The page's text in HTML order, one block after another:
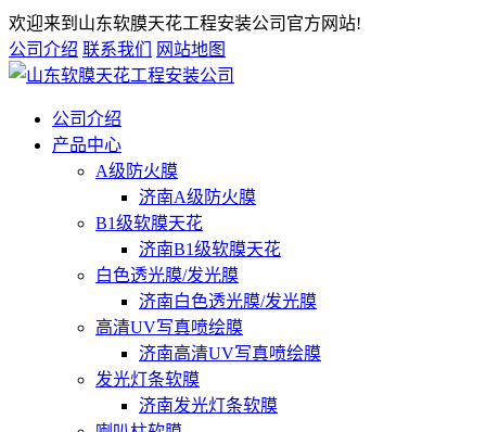
欢迎来到山东软膜天花工程安装公司官方网站!
公司介绍 联系我们 网站地图
公司介绍
产品中心
A级防火膜
济南A级防火膜
B1级软膜天花
济南B1级软膜天花
白色透光膜/发光膜
济南白色透光膜/发光膜
高清UV写真喷绘膜
济南高清UV写真喷绘膜
发光灯条软膜
济南发光灯条软膜